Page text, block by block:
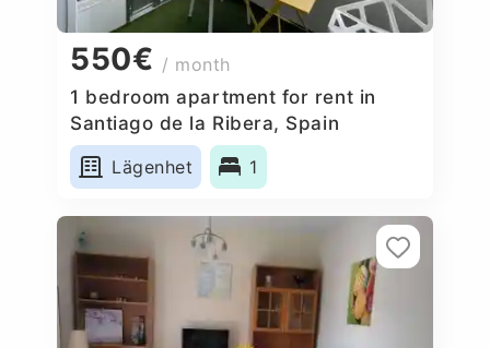
550€ / month
1 bedroom apartment for rent in
Santiago de la Ribera, Spain
Lägenhet
1